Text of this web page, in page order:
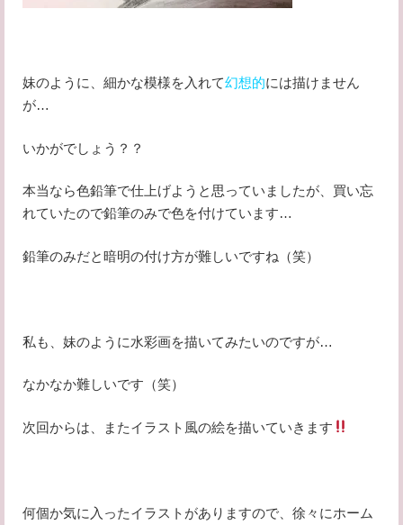
妹のように、細かな模様を入れて幻想的には描けません
が…
いかがでしょう？？
本当なら色鉛筆で仕上げようと思っていましたが、買い忘
れていたので鉛筆のみで色を付けています…
鉛筆のみだと暗明の付け方が難しいですね（笑）
私も、妹のように水彩画を描いてみたいのですが…
なかなか難しいです（笑）
次回からは、またイラスト風の絵を描いていきます
何個か気に入ったイラストがありますので、徐々にホーム